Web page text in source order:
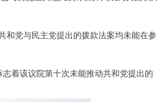
党与民主党提出的拨款法案均未能在参
着该议院第十次未能推动共和党提出的